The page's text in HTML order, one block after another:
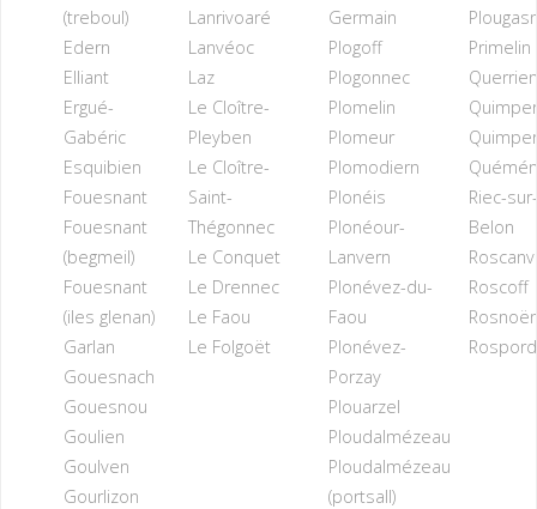
(treboul)
Edern
Elliant
Ergué-
Gabéric
Esquibien
Fouesnant
Fouesnant
(begmeil)
Fouesnant
(iles glenan)
Garlan
Gouesnach
Gouesnou
Goulien
Goulven
Gourlizon
Lanrivoaré
Lanvéoc
Laz
Le Cloître-
Pleyben
Le Cloître-
Saint-
Thégonnec
Le Conquet
Le Drennec
Le Faou
Le Folgoët
Germain
Plogoff
Plogonnec
Plomelin
Plomeur
Plomodiern
Plonéis
Plonéour-
Lanvern
Plonévez-du-
Faou
Plonévez-
Porzay
Plouarzel
Ploudalmézeau
Ploudalmézeau
(portsall)
Primelin
Querrien
Quimper
Riec-sur-
Belon
Roscoff